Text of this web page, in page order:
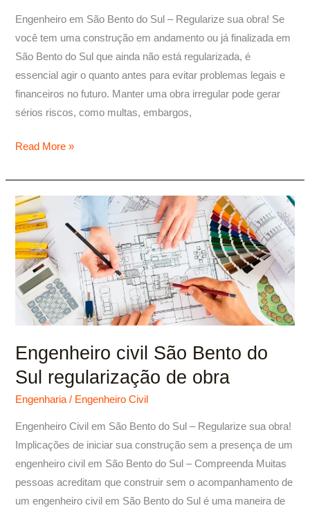
Engenheiro em São Bento do Sul – Regularize sua obra! Se
você tem uma construção em andamento ou já finalizada em
São Bento do Sul que ainda não está regularizada, é
essencial agir o quanto antes para evitar problemas legais e
financeiros no futuro. Manter uma obra irregular pode gerar
sérios riscos, como multas, embargos,
Read More »
Engenheiro civil São Bento do
Sul regularização de obra
Engenharia/ Engenheiro Civil
Engenheiro Civil em São Bento do Sul – Regularize sua obra!
Implicações de iniciar sua construção sem a presença de um
engenheiro civil em São Bento do Sul – Compreenda Muitas
pessoas acreditam que construir sem o acompanhamento de
um engenheiro civil em São Bento do Sul é uma maneira de
Engenheiro
civil
São
Bento
do
Sul
regularização
obra